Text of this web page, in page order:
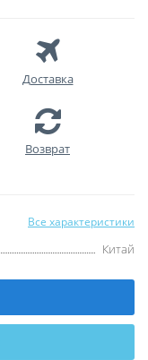
Доставка
Возврат
Все характеристики
Китай